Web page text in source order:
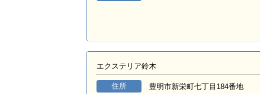
エクステリア鈴木
住所 豊明市新栄町七丁目184番地